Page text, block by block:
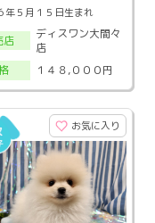
年５月１５日生まれ
店
ディスワン大間々
店
１４８,０００円
お気に入り